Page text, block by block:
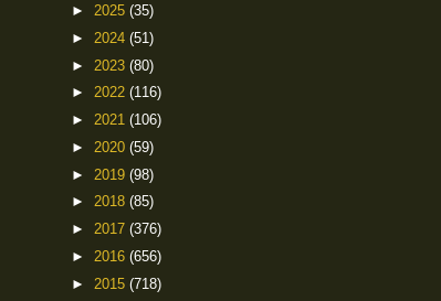
► 2025 (35)
► 2024 (51)
► 2023 (80)
► 2022 (116)
► 2021 (106)
► 2020 (59)
► 2019 (98)
► 2018 (85)
► 2017 (376)
► 2016 (656)
► 2015 (718)